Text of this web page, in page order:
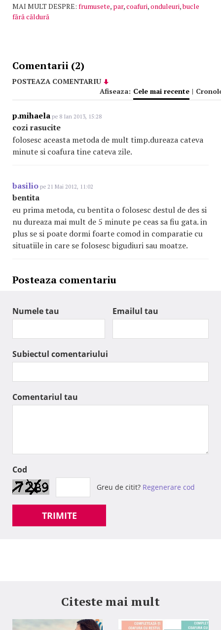
MAI MULT DESPRE: frumusete, par,coafuri,onduleuri,bucle
fără căldură
Comentarii (2)
POSTEAZA COMENTARIU
Afiseaza: Cele mai recente |
p.mihaela pe 8 Ian 2013, 15:28
cozi rasucite
folosesc aceasta metoda de mult timp.dureaza cateva
minute si coafura tine cateva zile.
basilio pe 21 Mai 2012, 11:02
bentita
eu prima metoda, cu bentita o folosesc destul de des si
nu dureaza mai mult de 5 minute pe ceas sa fiu gata. in
plus se si poate dormi foarte comod in comparatie cu
situatiile in care se folosesc bigudiuri sau moatze.
Posteaza comentariu
Numele tau Emailul tau
Subiectul comentariului
Comentariul tau
Cod
Greu de citit? Regenerare cod
TRIMITE
Citeste mai mult